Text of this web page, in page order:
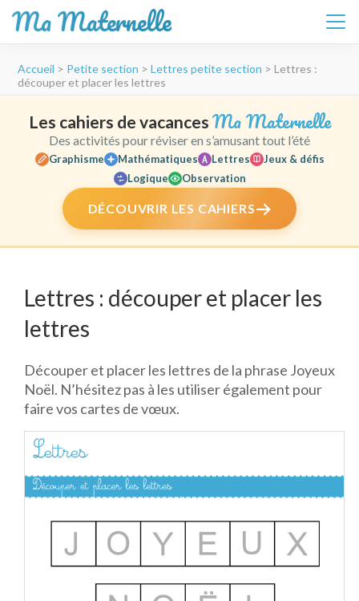
Ma Maternelle
contenu
Entrée)
Accueil > Petite section > Lettres petite section > Lettres :
découper et placer les lettres
Les cahiers de vacances Ma Maternelle
Des activités pour réviser en s’amusant tout l’été
Graphisme Mathématiques Lettres
Jeux & défis
Logique
Observation
DÉCOUVRIR LES CAHIERS
Lettres : découper et placer les
lettres
Découper et placer les lettres de la phrase Joyeux
Noël. N’hésitez pas à les utiliser également pour
faire vos cartes de vœux.